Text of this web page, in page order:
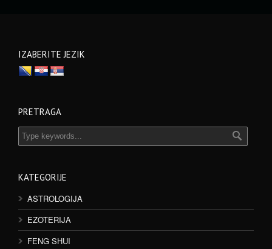
IZABERITE JEZIK
PRETRAGA
KATEGORIJE
ASTROLOGIJA
EZOTERIJA
FENG SHUI